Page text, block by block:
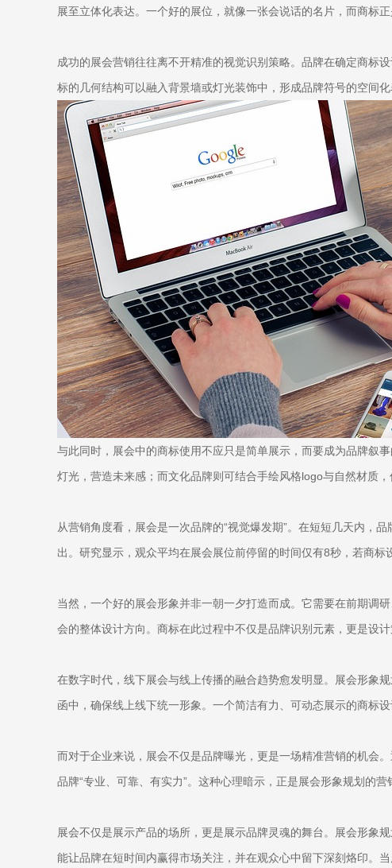
展至立体化表达。一个好的展位，就像一张会说话的名片，而商标
成功的展会营销往往离不开精准的视觉识别策略。品牌在确定商标
标的几何结构可以融入背景墙或灯光装饰中，形成品牌符号的空间
与此同时，展会中的商标使用不应只是简单展示，而要成为品牌叙
灯光，营造未来感；而文化品牌则可结合手绘风格logo与自然材质
从营销角度看，展会是一次品牌的“视觉爆发期”。在短短几天内，
出。研究显示，观众平均在展会展位前停留的时间仅有8秒，若商标
当然，一个好的展会形象并非一朝一夕打造而成。它需要在前期调
会的整体设计方向。商标在此过程中不仅是品牌识别元素，更是设
在数字时代，线下展会与线上传播的融合趋势愈发明显。展会形象
函中，确保线上线下统一形象。一个简洁有力、可动态展示的商标
而对于企业来说，展会不仅是品牌曝光，更是一场精准营销的机会
品牌“专业、可靠、有实力”。这种心理暗示，正是展会形象规划的
展会不仅是展示产品的场所，更是展示品牌灵魂的舞台。展会形象
能让品牌在短时间内赢得市场关注，并在观众心中留下深刻烙印。